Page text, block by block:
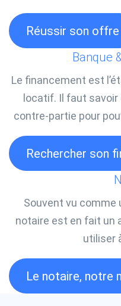
Réussir son offre
Banque
Le financement est
locatif. Il faut
contre-partie pour
Rechercher son
Souvent vu comme
notaire est en fait un
utiliser
Le notaire, notre